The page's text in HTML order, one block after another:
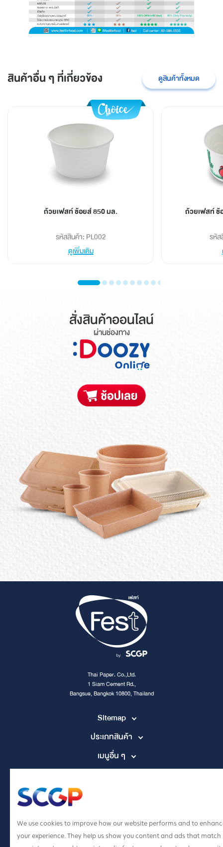
สินค้าอื่น ๆ ที่เกี่ยวข้อง ดูสินค้าทั้งหมด
ถ้วยเฟสท์ ช้อยส์ 850 มล.
รหัสสินค้า: PL002
ดูเพิ่มเติม
ถ้วยเฟสท์ ช้
รหั
สั่งสินค้าออนไลน์
ผ่านช่องทาง
Thai Paper. Co.,Ltd.
1 Siam Cement Rd.,
Bangsue, Bangkok 10800, Thailand
Sitemap
ประเภทสินค้า
เมนูอื่น ๆ
tpccs@scg.com
We use cookies to improve how our website performs and to
your experience. They help us show you content and ads that match